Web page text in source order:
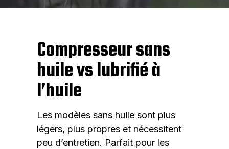
Compresseur sans
huile vs lubrifié à
l’huile
Les modèles sans huile sont plus
légers, plus propres et nécessitent
peu d’entretien. Parfait pour les